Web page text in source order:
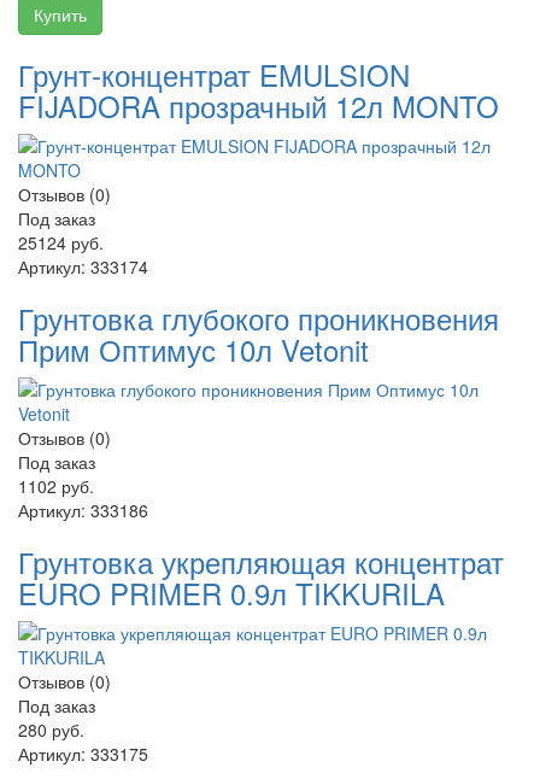
Купить
Грунт-концентрат EMULSION
FIJADORA прозрачный 12л MONTO
Отзывов (0)
Под заказ
25124 руб.
Артикул: 333174
Грунтовка глубокого проникновения
Прим Оптимус 10л Vetonit
Отзывов (0)
Под заказ
1102 руб.
Артикул: 333186
Грунтовка укрепляющая концентрат
EURO PRIMER 0.9л TIKKURILA
Отзывов (0)
Под заказ
280 руб.
Артикул: 333175